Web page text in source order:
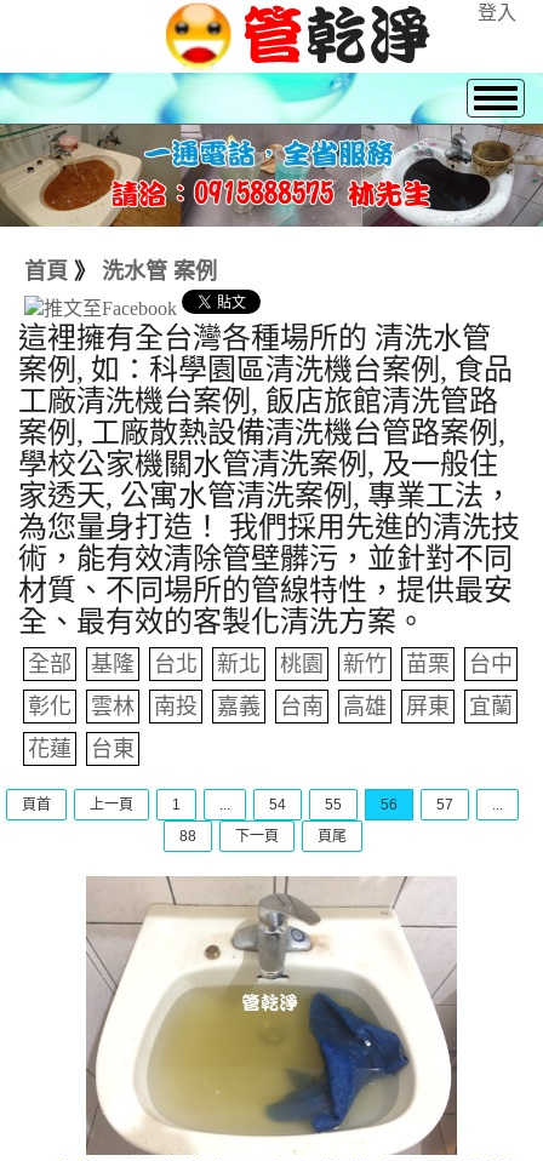
登入
首頁 》 洗水管 案例
這裡擁有全台灣各種場所的 清洗水管
案例, 如：科學園區清洗機台案例, 食品
工廠清洗機台案例, 飯店旅館清洗管路
案例, 工廠散熱設備清洗機台管路案例,
學校公家機關水管清洗案例, 及一般住
家透天, 公寓水管清洗案例, 專業工法，
為您量身打造！ 我們採用先進的清洗技
術，能有效清除管壁髒污，並針對不同
材質、不同場所的管線特性，提供最安
全、最有效的客製化清洗方案。
全部 基隆 台北 新北 桃園 新竹 苗栗
台中
彰化
雲林 南投 嘉義 台南 高雄 屏東
宜蘭
花蓮
台東
頁首 上一頁 1 ... 54 55 56 57
...
88
下一頁 頁尾